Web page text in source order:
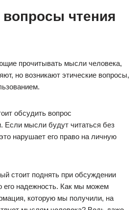
вопросы чтения
прочитывать мысли человека,
но возникают этические вопросы,
обсудить вопрос
Если мысли будут читаться без
нарушает его право на личную
стоит поднять при обсуждении
надежность. Как мы можем
которую мы получили, на